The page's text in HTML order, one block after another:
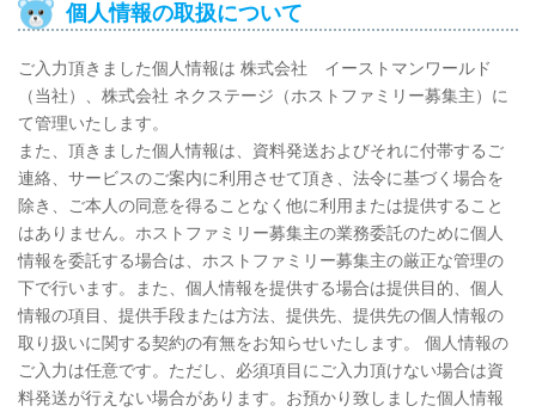
個人情報の取扱について
ご入力頂きました個人情報は 株式会社 イーストマンワールド
（当社）、株式会社 ネクステージ（ホストファミリー募集主）に
て管理いたします。
また、頂きました個人情報は、資料発送およびそれに付帯するご
連絡、サービスのご案内に利用させて頂き、法令に基づく場合を
除き、ご本人の同意を得ることなく他に利用または提供すること
はありません。ホストファミリー募集主の業務委託のために個人
情報を委託する場合は、ホストファミリー募集主の厳正な管理の
下で行います。また、個人情報を提供する場合は提供目的、個人
情報の項目、提供手段または方法、提供先、提供先の個人情報の
取り扱いに関する契約の有無をお知らせいたします。 個人情報の
ご入力は任意です。ただし、必須項目にご入力頂けない場合は資
料発送が行えない場合があります。お預かり致しました個人情報